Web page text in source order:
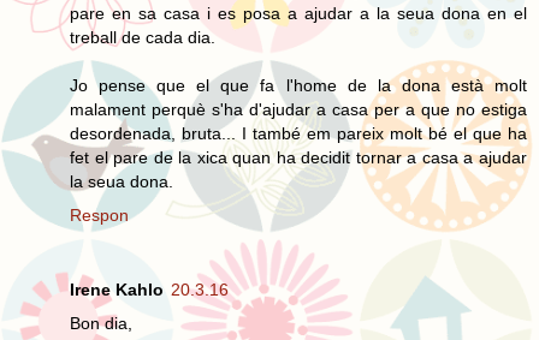
pare en sa casa i es posa a ajudar a la seua dona en el
treball de cada dia.
Jo pense que el que fa l'home de la dona està molt
malament perquè s'ha d'ajudar a casa per a que no estiga
desordenada, bruta... I també em pareix molt bé el que ha
fet el pare de la xica quan ha decidit tornar a casa a ajudar
la seua dona.
Respon
Irene Kahlo 20.3.16
Bon dia,